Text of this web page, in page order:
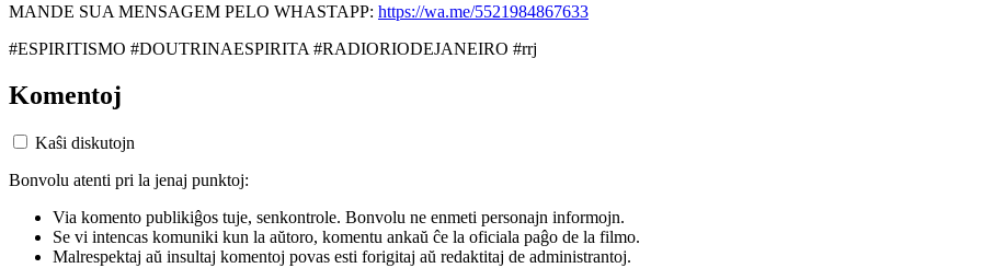
MANDE SUA MENSAGEM PELO WHASTAPP: https://wa.me/5521984867633
#ESPIRITISMO #DOUTRINAESPIRITA #RADIORIODEJANEIRO #rrj
Komentoj
Kaŝi diskutojn
Bonvolu atenti pri la jenaj punktoj:
Via komento publikiĝos tuje, senkontrole. Bonvolu ne enmeti personajn informojn.
Se vi intencas komuniki kun la aŭtoro, komentu ankaŭ ĉe la oficiala paĝo de la filmo.
Malrespektaj aŭ insultaj komentoj povas esti forigitaj aŭ redaktitaj de administrantoj.